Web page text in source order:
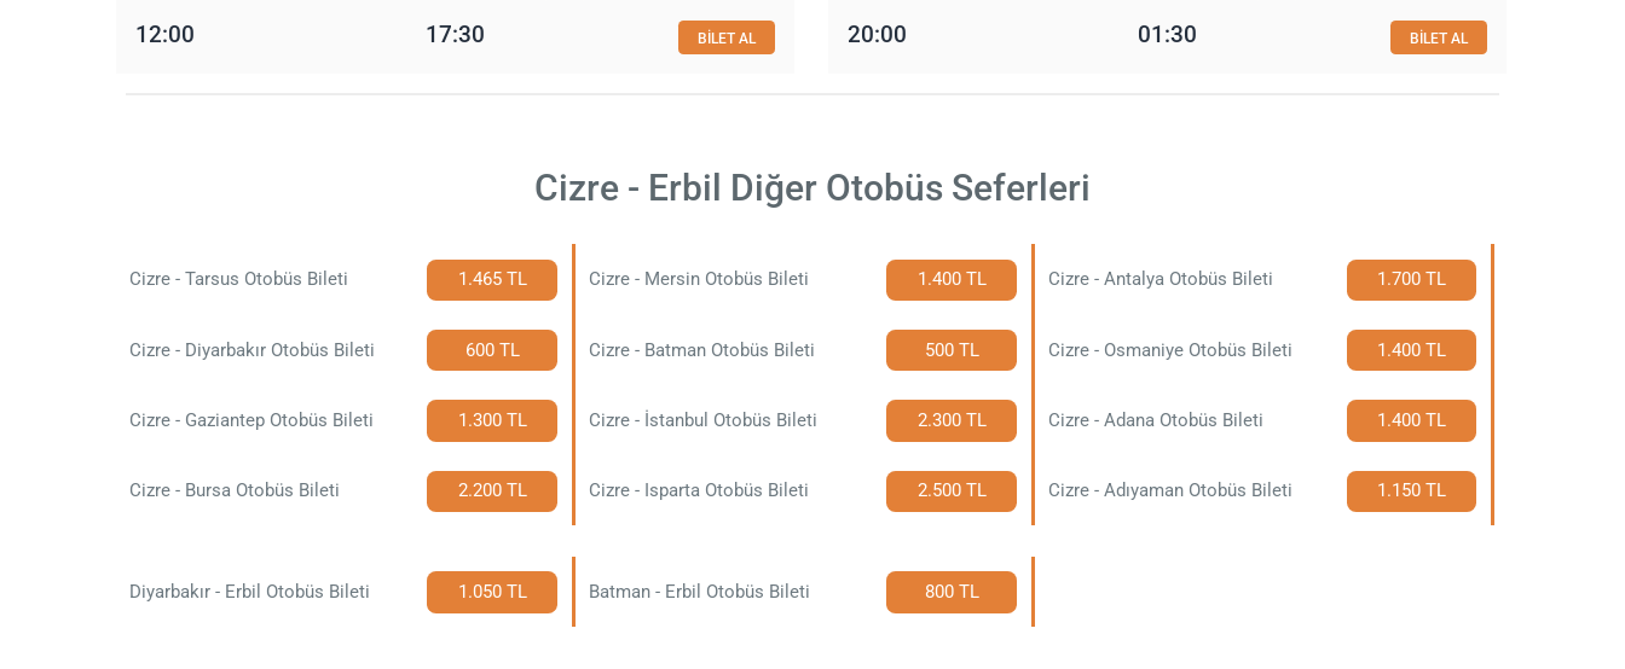
12:00 17:30 BİLET AL 20:00 01:30 BİLET AL
Cizre - Erbil Diğer Otobüs Seferleri
Cizre - Tarsus Otobüs Bileti 1.465 TL Cizre - Mersin Otobüs Bileti 1.400 TL Cizre - Antalya Otobüs Bileti 1.700 TL
Cizre - Diyarbakır Otobüs Bileti 600 TL Cizre - Batman Otobüs Bileti 500 TL Cizre - Osmaniye Otobüs Bileti 1.400 TL
Cizre - Gaziantep Otobüs Bileti 1.300 TL Cizre - İstanbul Otobüs Bileti 2.300 TL Cizre - Adana Otobüs Bileti 1.400 TL
Cizre - Bursa Otobüs Bileti 2.200 TL Cizre - Isparta Otobüs Bileti 2.500 TL Cizre - Adıyaman Otobüs Bileti 1.150 TL
Diyarbakır - Erbil Otobüs Bileti 1.050 TL Batman - Erbil Otobüs Bileti 800 TL